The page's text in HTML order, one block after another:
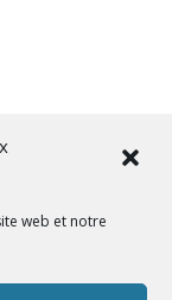
web et notre